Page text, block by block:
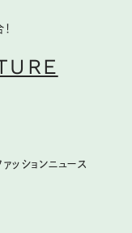
ッションニュース